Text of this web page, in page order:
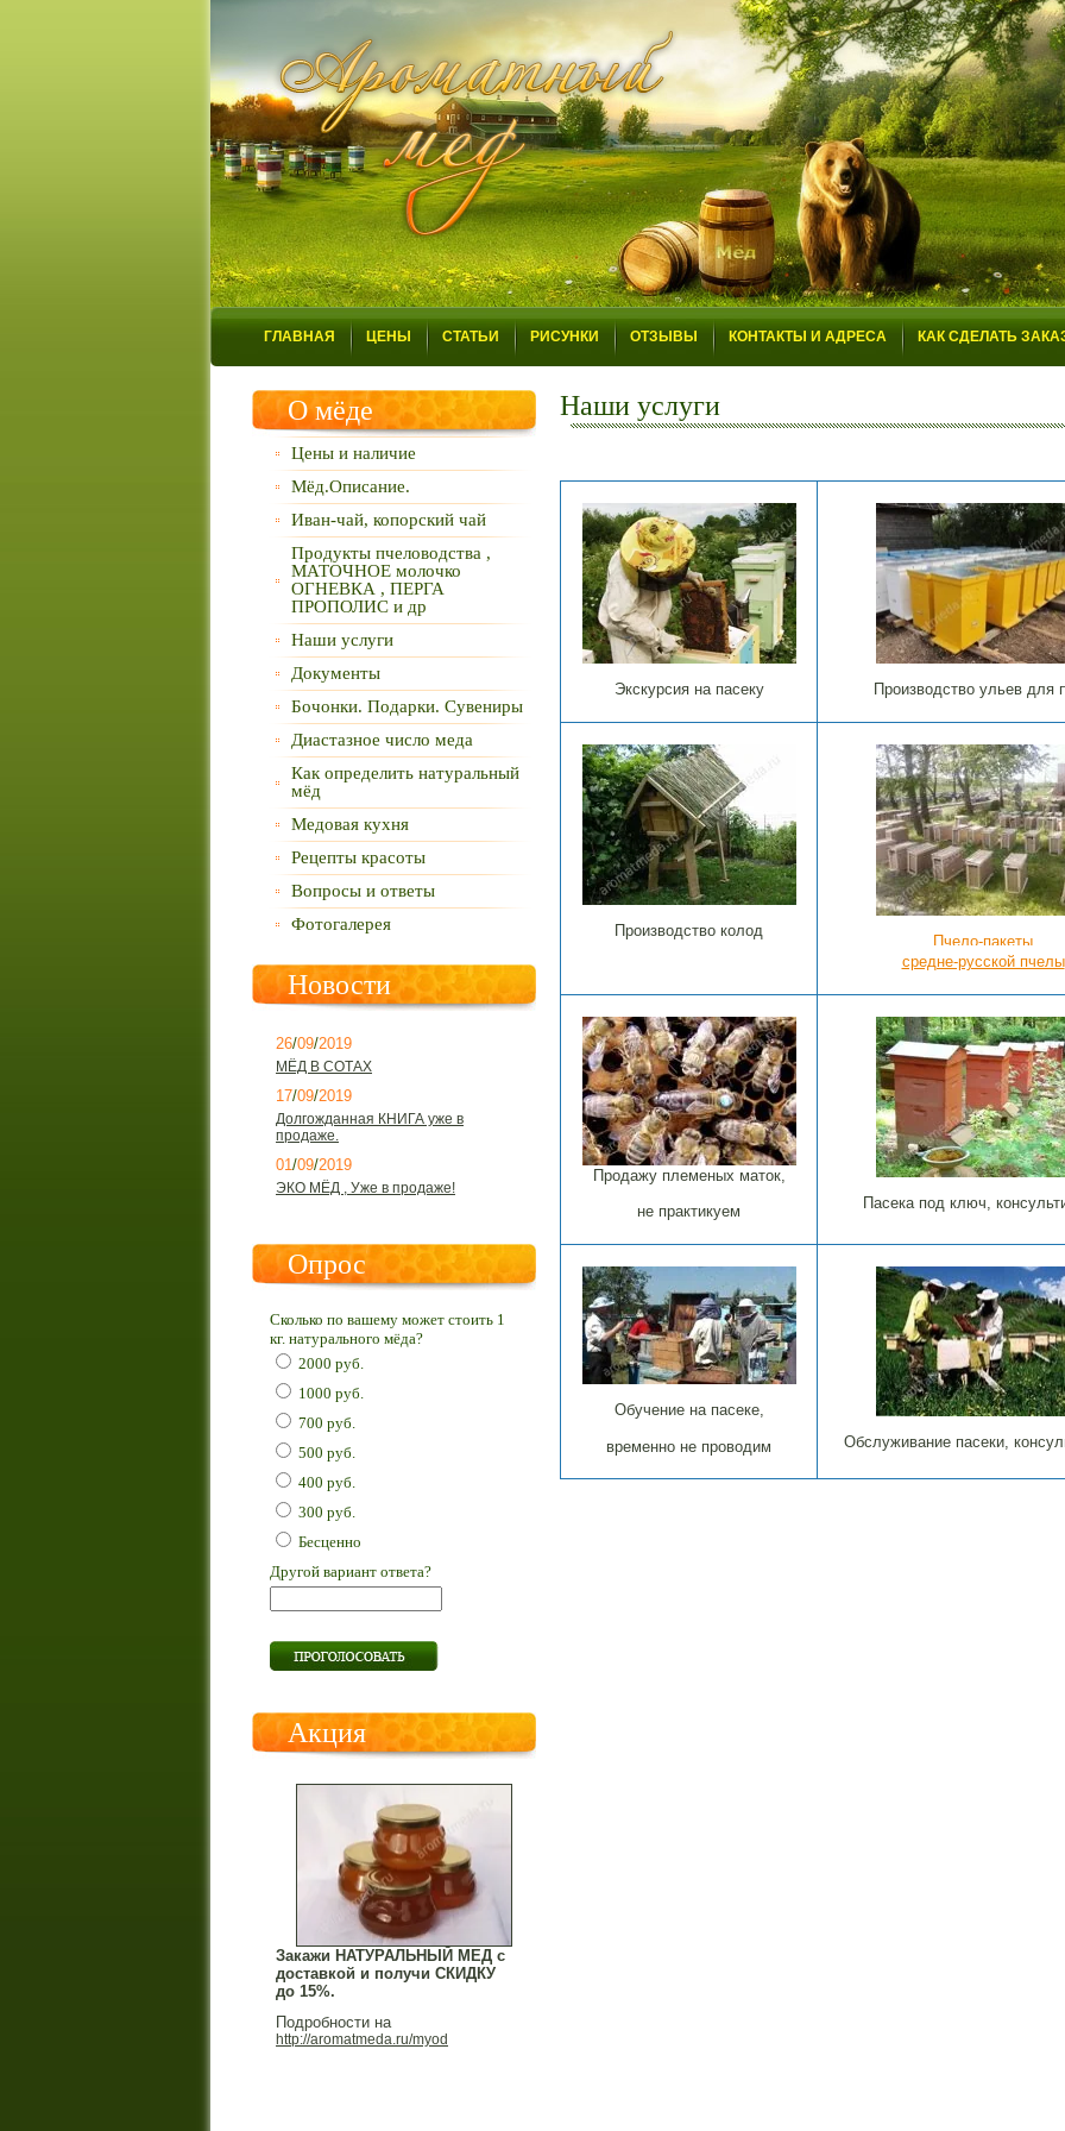
ГЛАВНАЯ ЦЕНЫ СТАТЬИ РИСУНКИ ОТЗЫВЫ КОНТАКТЫ И АДРЕСА КАК СДЕЛАТЬ
О мёде
Цены и наличие
Мёд.Описание.
Иван-чай, копорский чай
Продукты пчеловодства ,
МАТОЧНОЕ молочко
ОГНЕВКА , ПЕРГА
ПРОПОЛИС и др
Наши услуги
Документы
Бочонки. Подарки. Сувениры
Диастазное число меда
Как определить натуральный
мёд
Медовая кухня
Рецепты красоты
Вопросы и ответы
Фотогалерея
Новости
26/09/2019
МЁД В СОТАХ
17/09/2019
Долгожданная КНИГА уже в
продаже.
01/09/2019
ЭКО МЁД , Уже в продаже!
Опрос
Сколько по вашему может стоить 1
кг. натурального мёда?
2000 руб.
1000 руб.
700 руб.
500 руб.
400 руб.
300 руб.
Бесценно
Другой вариант ответа?
Акция
Закажи НАТУРАЛЬНЫЙ МЕД с
доставкой и получи СКИДКУ
до 15%.
Подробности на
http://aromatmeda.ru/myod
Наши услуги
Экскурсия на пасеку Производство ульев для
Производство колод
Пчело-пакеты
средне-русской пчелы
Продажу племеных маток,
не практикуем Пасека под ключ,
Обучение на пасеке,
временно не проводим Обслуживание пасеки,